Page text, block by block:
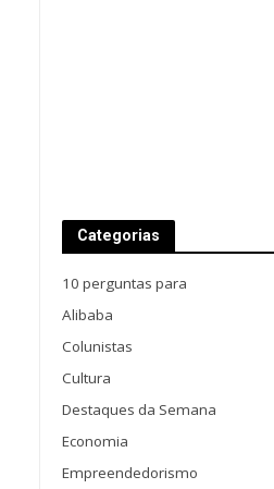
Categorias
10 perguntas para
Alibaba
Colunistas
Cultura
Destaques da Semana
Economia
Empreendedorismo